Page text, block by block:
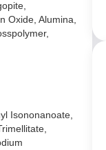
Oxide, Alumina,
Isononanoate,